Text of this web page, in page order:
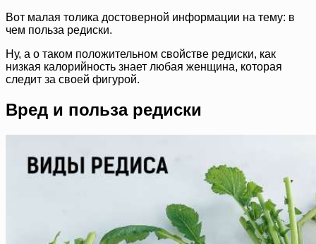
Вот малая толика достоверной информации на тему: в
чем польза редиски.
Ну, а о таком положительном свойстве редиски, как
низкая калорийность знает любая женщина, которая
следит за своей фигурой.
Вред и польза редиски